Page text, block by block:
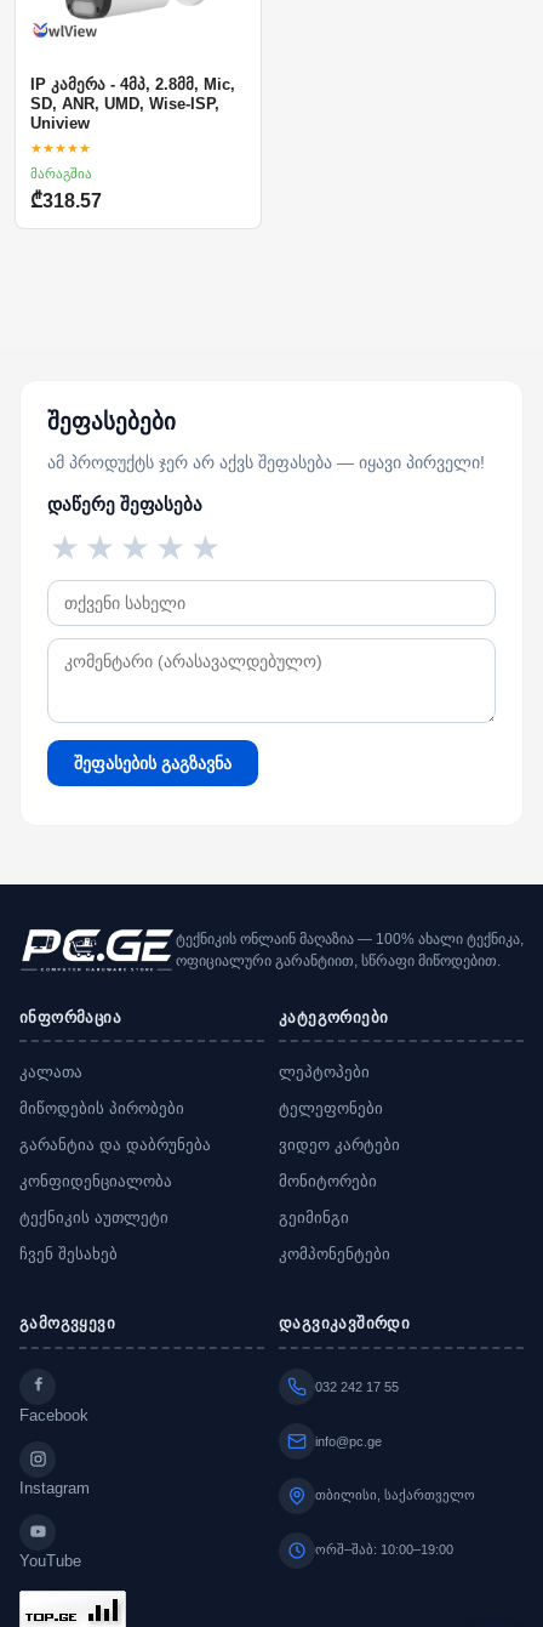
IP კამერა - 4მპ, 2.8მმ, Mic,
SD, ANR, UMD, Wise-ISP,
Uniview
★★★★★
მარაგშია
₾318.57
შეფასებები
ამ პროდუქტს ჯერ არ აქვს შეფასება — იყავი პირველი!
დაწერე შეფასება
★
★
★
★
★
შეფასების გაგზავნა
ტექნიკის ონლაინ მაღაზია — 100% ახალი ტექნიკა,
ოფიციალური გარანტიით, სწრაფი მიწოდებით.
ინფორმაცია
კალათა
მიწოდების პირობები
გარანტია და დაბრუნება
კონფიდენციალობა
ტექნიკის აუთლეტი
ჩვენ შესახებ
კატეგორიები
ლეპტოპები
ტელეფონები
ვიდეო კარტები
მონიტორები
გეიმინგი
კომპონენტები
გამოგვყევი
Facebook
Instagram
YouTube
დაგვიკავშირდი
032 242 17 55
info@pc.ge
თბილისი, საქართველო
ორშ–შაბ: 10:00–19:00